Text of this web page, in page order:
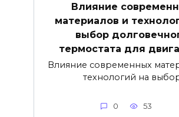
Влияние
материалов и
выбор
термостата для
Влияние современных
технологий на
0 53